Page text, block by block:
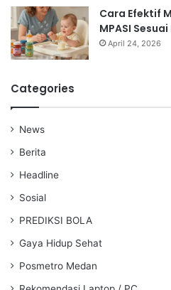
Cara Efektif
MPASI
April 24, 2026
Categories
News
Berita
Headline
Sosial
PREDIKSI BOLA
Gaya Hidup Sehat
Posmetro Medan